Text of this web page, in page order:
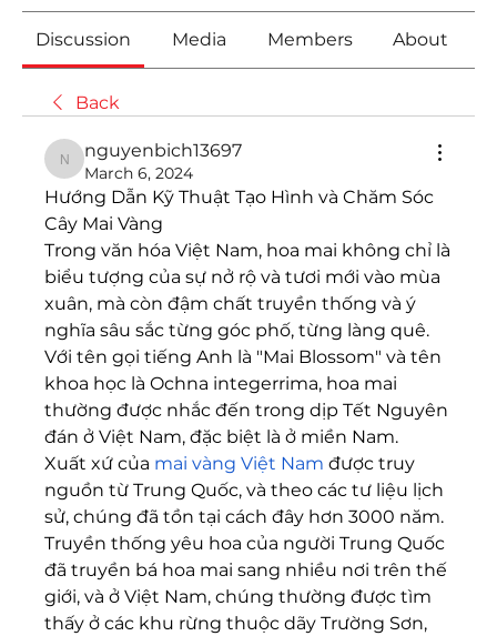
Discussion Media Members About
Back
nguyenbich13697
nguyenbich13697
March 6, 2024
Hướng Dẫn Kỹ Thuật Tạo Hình và Chăm Sóc
Cây Mai Vàng
Trong văn hóa Việt Nam, hoa mai không chỉ là
biểu tượng của sự nở rộ và tươi mới vào mùa
xuân, mà còn đậm chất truyền thống và ý
nghĩa sâu sắc từng góc phố, từng làng quê.
Với tên gọi tiếng Anh là "Mai Blossom" và tên
khoa học là Ochna integerrima, hoa mai
thường được nhắc đến trong dịp Tết Nguyên
đán ở Việt Nam, đặc biệt là ở miền Nam.
Xuất xứ của mai vàng Việt Nam được truy
nguồn từ Trung Quốc, và theo các tư liệu lịch
sử, chúng đã tồn tại cách đây hơn 3000 năm.
Truyền thống yêu hoa của người Trung Quốc
đã truyền bá hoa mai sang nhiều nơi trên thế
giới, và ở Việt Nam, chúng thường được tìm
thấy ở các khu rừng thuộc dãy Trường Sơn,